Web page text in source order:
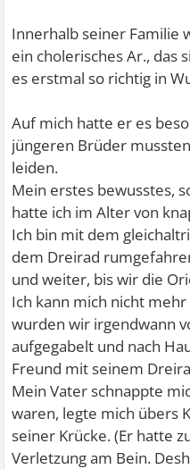
Innerhalb seiner Familie
ein cholerisches Ar., das
es erstmal so richtig in
Auf mich hatte er es
jüngeren Brüder
leiden.
Mein erstes bewusstes,
hatte ich im Alter von
Ich bin mit dem
dem Dreirad
und weiter, bis wir die
Ich kann mich nicht
wurden wir irgendwann
aufgegabelt und nach
Freund mit seinem
Mein Vater schnappte
waren, legte mich übers
seiner Krücke. (Er hatte
Verletzung am Bein.